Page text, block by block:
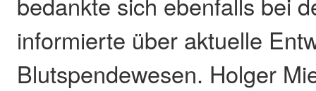
informierte über aktuelle
Blutspendewesen. Holger